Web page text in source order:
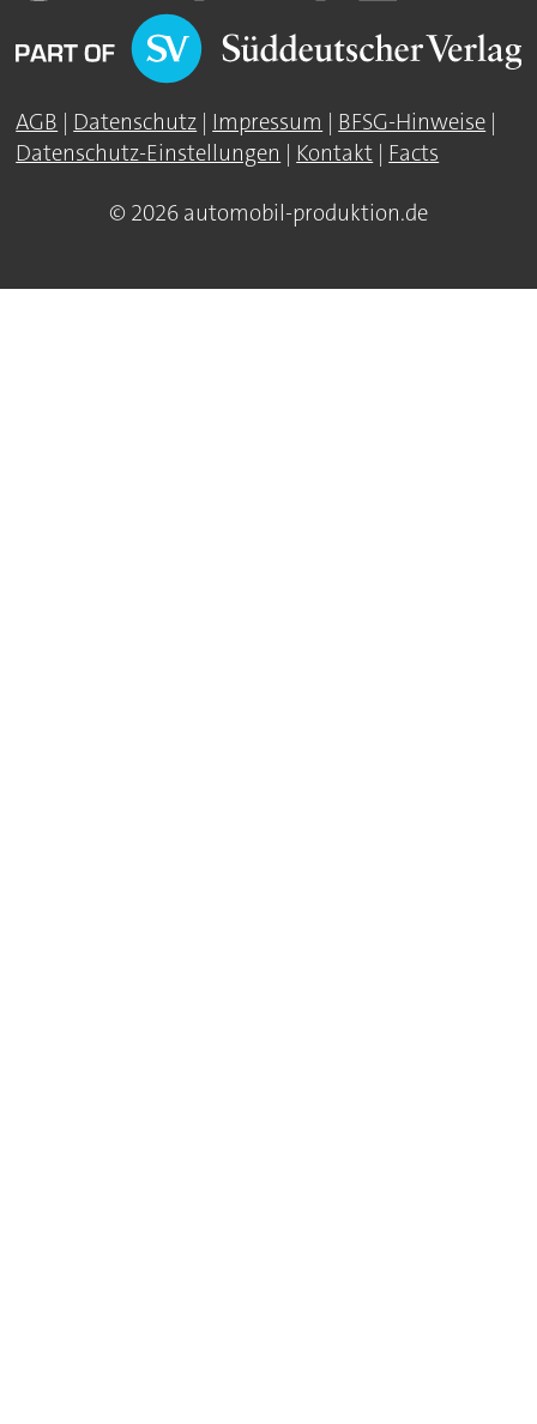
AGB | Datenschutz | Impressum | BFSG-Hinweise |
Datenschutz-Einstellungen | Kontakt | Facts
© 2026 automobil-produktion.de